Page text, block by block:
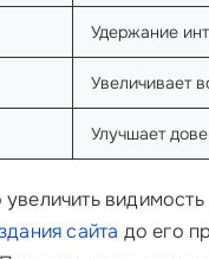
Удержание
Увеличивает
Улучшает
сайта до его